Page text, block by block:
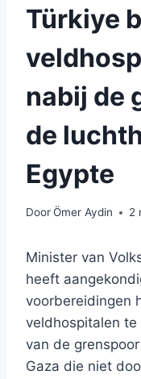
Türkiye
nabij de
de
Egypte
DoorÖmer Aydin 2
Minister van
heeft
voorbereidingen
veldhospitalen
van de
Gaza die niet